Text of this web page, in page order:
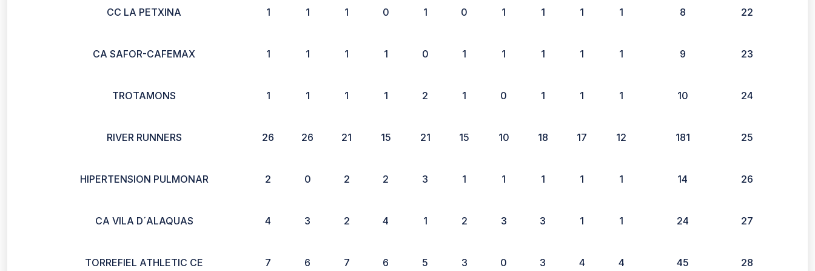
CC LA PETXINA 1 1 1 0 1 0 1 1 1 1 8 22
CA SAFOR-CAFEMAX 1 1 1 1 0 1 1 1 1 1 9 23
TROTAMONS 1 1 1 1 2 1 0 1 1 1 10 24
RIVER RUNNERS 26 26 21 15 21 15 10 18 17 12 181 25
HIPERTENSION PULMONAR 2 0 2 2 3 1 1 1 1 1 14 26
CA VILA D´ALAQUAS 4 3 2 4 1 2 3 3 1 1 24 27
TORREFIEL ATHLETIC CE 7 6 7 6 5 3 0 3 4 4 45 28